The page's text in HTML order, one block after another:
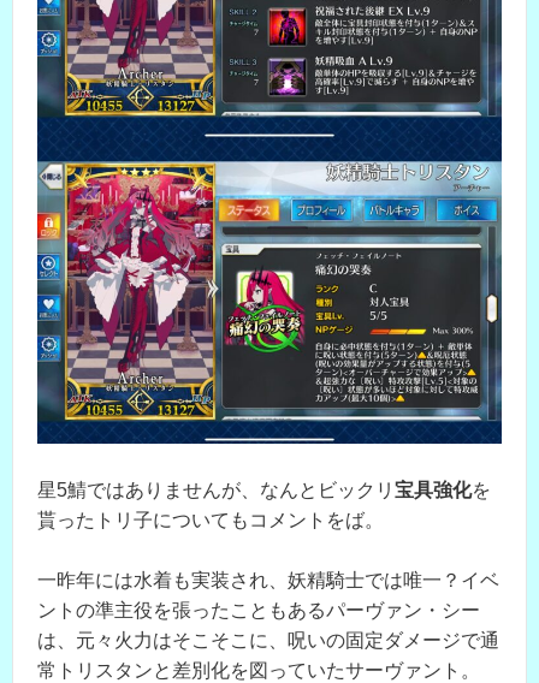
星5鯖ではありませんが、なんとビックリ 宝具強化を
貰ったトリ子についてもコメントをば。
一昨年には水着も実装され、妖精騎士では唯一？イベ
ントの準主役を張ったこともあるパーヴァン・シー
は、元々火力はそこそこに、呪いの固定ダメージで通
常トリスタンと差別化を図っていたサーヴァント。